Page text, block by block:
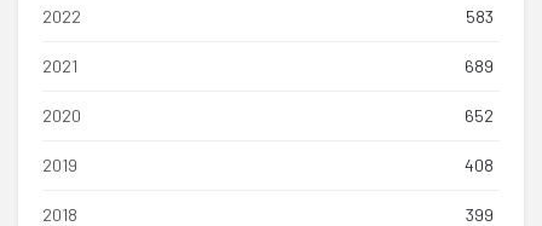
2022 583
2021 689
2020 652
2019 408
2018 399